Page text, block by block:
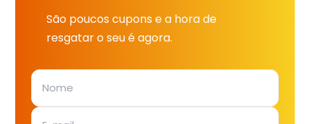
São poucos cupons e a hora de
resgatar o seu é agora.